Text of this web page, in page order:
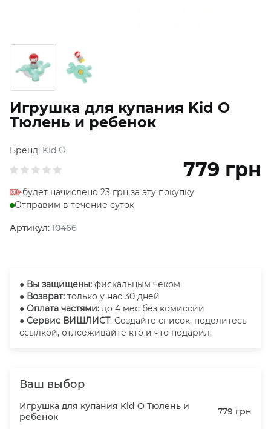
Игрушка для купания Kid O
Тюлень и ребенок
Бренд: Kid O
779 грн
будет начислено 23 грн за эту покупку
Отправим в течение суток
Артикул: 10466
● Вы защищены: фискальным чеком
● Возврат: только у нас 30 дней
● Оплата частями: до 4 мес без комиссии
● Сервис ВИШЛИСТ: Создайте список, поделитесь
ссылкой, отлсеживайте кто и что подарил.
Ваш выбор
Игрушка для купания Kid O Тюлень и
ребенок
779 грн